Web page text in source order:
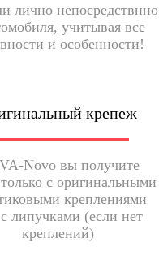
лично непосредствнно
учитывая все
и особенности!
крепеж
Novo вы получите
с оригинальными
креплениями
липучками (если нет
креплений)